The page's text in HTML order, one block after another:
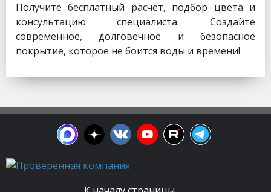
Получите бесплатный расчет, подбор цвета и
консультацию специалиста. Создайте
современное, долговечное и безопасное
покрытие, которое не боится воды и времени!